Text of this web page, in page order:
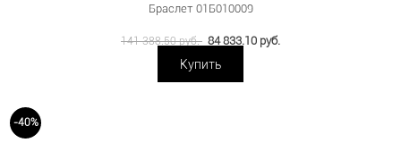
Браслет 01Б010009
141 388.50 руб. 84 833.10 руб.
Купить
-40%